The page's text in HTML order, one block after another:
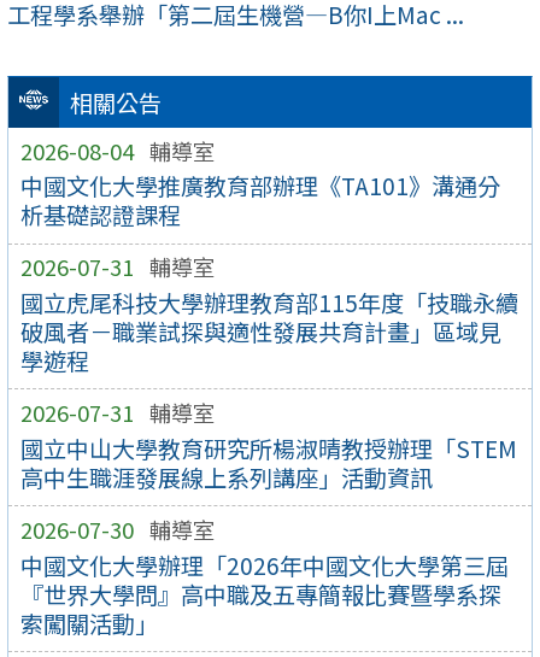
相關公告
2026-08-04 輔導室
中國文化大學推廣教育部辦理《TA101》溝通分
析基礎認證課程
2026-07-31 輔導室
國立虎尾科技大學辦理教育部115年度「技職永續
破風者－職業試探與適性發展共育計畫」區域見
學遊程
2026-07-31 輔導室
國立中山大學教育研究所楊淑晴教授辦理「STEM
高中生職涯發展線上系列講座」活動資訊
2026-07-30 輔導室
中國文化大學辦理「2026年中國文化大學第三屆
『世界大學問』高中職及五專簡報比賽暨學系探
索闖關活動」
工程學系舉辦「第二屆生機營—B你I上Mac ...